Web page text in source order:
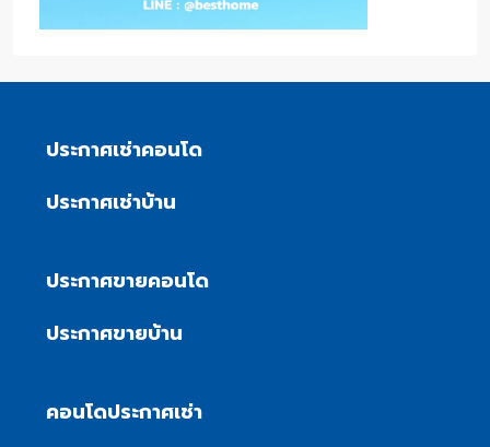
ประกาศเช่าคอนโด
ประกาศเช่าบ้าน
ประกาศขายคอนโด
ประกาศขายบ้าน
คอนโดประกาศเช่า